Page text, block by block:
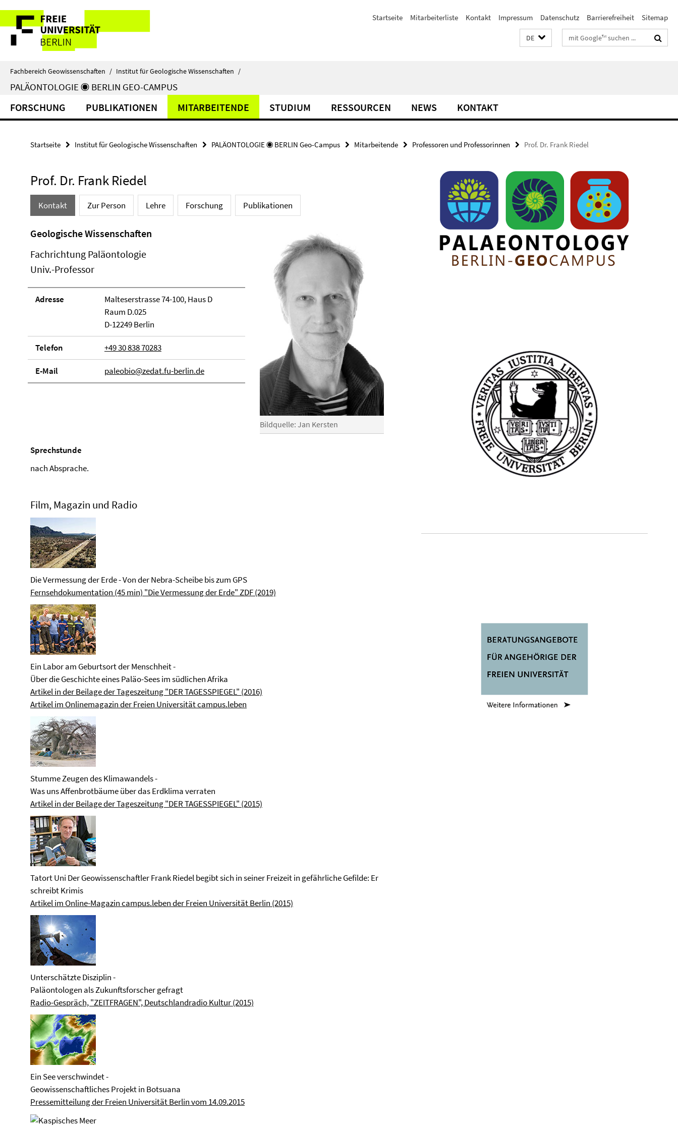
direkt
Inhalt
Service-
Navigation
Startseite Mitarbeiterliste Kontakt Impressum Datenschutz Barrierefreiheit Sitemap
DE Suchbegriffe
Fachbereich Geowissenschaften / Institut für Geologische Wissenschaften /
PALÄONTOLOGIE ◉ BERLIN GEO-CAMPUS
FORSCHUNG PUBLIKATIONEN MITARBEITENDE STUDIUM RESSOURCEN NEWS KONTAKT
Startseite Institut für Geologische Wissenschaften PALÄONTOLOGIE ◉ BERLIN Geo-Campus Mitarbeitende Professoren und Professorinnen Prof. Dr. Frank Riedel
Prof. Dr. Frank Riedel
Kontakt Zur Person Lehre Forschung Publikationen
Bildquelle: Jan Kersten
Geologische Wissenschaften
Fachrichtung Paläontologie
Univ.-Professor
Adresse
Malteserstrasse 74-100, Haus D
Raum D.025
D-12249 Berlin
Telefon +49 30 838 70283
E-Mail paleobio@zedat.fu-berlin.de
Sprechstunde
nach Absprache.
Film, Magazin und Radio
Die Vermessung der Erde - Von der Nebra-Scheibe bis zum GPS
Fernsehdokumentation (45 min) "Die Vermessung der Erde" ZDF (2019)
Ein Labor am Geburtsort der Menschheit -
Über die Geschichte eines Paläo-Sees im südlichen Afrika
Artikel in der Beilage der Tageszeitung "DER TAGESSPIEGEL" (2016)
Artikel im Onlinemagazin der Freien Universität campus.leben
Stumme Zeugen des Klimawandels -
Was uns Affenbrotbäume über das Erdklima verraten
Artikel in der Beilage der Tageszeitung "DER TAGESSPIEGEL" (2015)
Tatort Uni Der Geowissenschaftler Frank Riedel begibt sich in seiner Freizeit in gefährliche Gefilde: Er
schreibt Krimis
Artikel im Online-Magazin campus.leben der Freien Universität Berlin (2015)
Unterschätzte Disziplin -
Paläontologen als Zukunftsforscher gefragt
Radio-Gespräch, "ZEITFRAGEN", Deutschlandradio Kultur (2015)
Ein See verschwindet -
Geowissenschaftliches Projekt in Botsuana
Pressemitteilung der Freien Universität Berlin vom 14.09.2015